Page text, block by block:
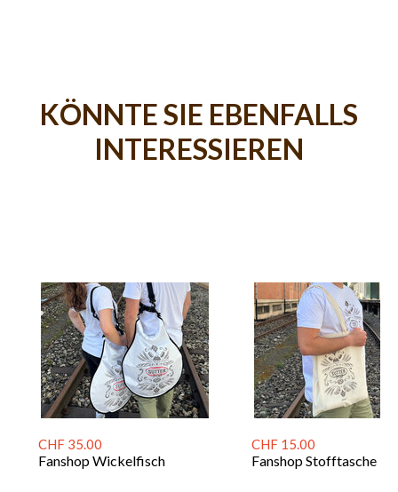
KÖNNTE SIE EBENFALLS
INTERESSIEREN
CHF 35.00
Fanshop Wickelfisch
CHF 15.00
Fanshop Stofftasche